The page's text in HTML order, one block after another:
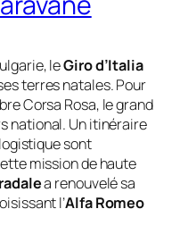
leGiro d’Italia
terres natales. Pour
Corsa Rosa, le grand
national. Un itinéraire
sont
mission de haute
a renouvelé sa
l’Alfa Romeo